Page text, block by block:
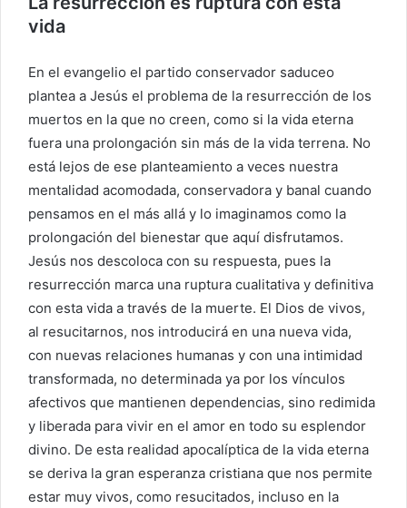
vida
En el evangelio el partido conservador saduceo
plantea a Jesús el problema de la resurrección de los
muertos en la que no creen, como si la vida eterna
fuera una prolongación sin más de la vida terrena. No
está lejos de ese planteamiento a veces nuestra
mentalidad acomodada, conservadora y banal cuando
pensamos en el más allá y lo imaginamos como la
prolongación del bienestar que aquí disfrutamos.
Jesús nos descoloca con su respuesta, pues la
resurrección marca una ruptura cualitativa y definitiva
con esta vida a través de la muerte. El Dios de vivos,
al resucitarnos, nos introducirá en una nueva vida,
con nuevas relaciones humanas y con una intimidad
transformada, no determinada ya por los vínculos
afectivos que mantienen dependencias, sino redimida
y liberada para vivir en el amor en todo su esplendor
divino. De esta realidad apocalíptica de la vida eterna
se deriva la gran esperanza cristiana que nos permite
estar muy vivos, como resucitados, incluso en la